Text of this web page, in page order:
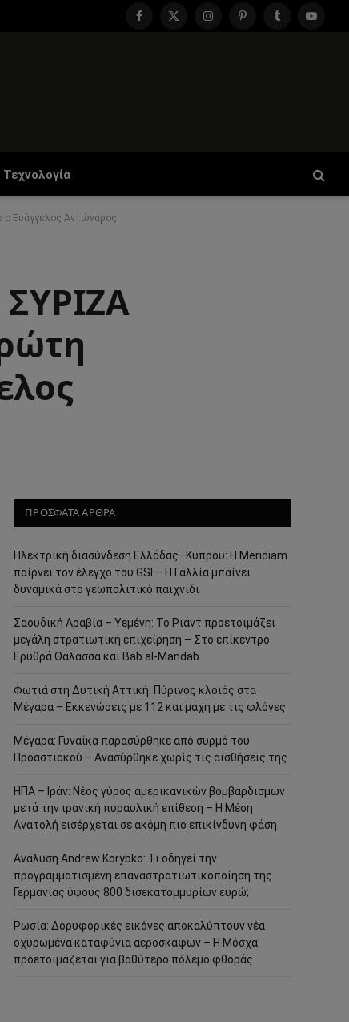
Facebook
X
InstagramPinterestTumblr
Τεχνολογία
ο Ευάγγελος Αντώναρος
ΠΡΟΣΦΑΤΑ ΑΡΘΡΑ
Ηλεκτρική διασύνδεση Ελλάδας–Κύπρου: Η Meridiam
παίρνει τον έλεγχο του GSI – Η Γαλλία μπαίνει
δυναμικά στο γεωπολιτικό παιχνίδι
Σαουδική Αραβία – Υεμένη: Το Ριάντ προετοιμάζει
μεγάλη στρατιωτική επιχείρηση – Στο επίκεντρο
Ερυθρά Θάλασσα και Bab al-Mandab
Φωτιά στη Δυτική Αττική: Πύρινος κλοιός στα
Μέγαρα – Εκκενώσεις με 112 και μάχη με τις φλόγες
Μέγαρα: Γυναίκα παρασύρθηκε από συρμό του
Προαστιακού – Ανασύρθηκε χωρίς τις αισθήσεις της
ΗΠΑ – Ιράν: Νέος γύρος αμερικανικών βομβαρδισμών
μετά την ιρανική πυραυλική επίθεση – Η Μέση
Ανατολή εισέρχεται σε ακόμη πιο επικίνδυνη φάση
Ανάλυση Andrew Korybko: Τι οδηγεί την
προγραμματισμένη επαναστρατιωτικοποίηση της
Γερμανίας ύψους 800 δισεκατομμυρίων ευρώ;
Ρωσία: Δορυφορικές εικόνες αποκαλύπτουν νέα
οχυρωμένα καταφύγια αεροσκαφών – Η Μόσχα
προετοιμάζεται για βαθύτερο πόλεμο φθοράς